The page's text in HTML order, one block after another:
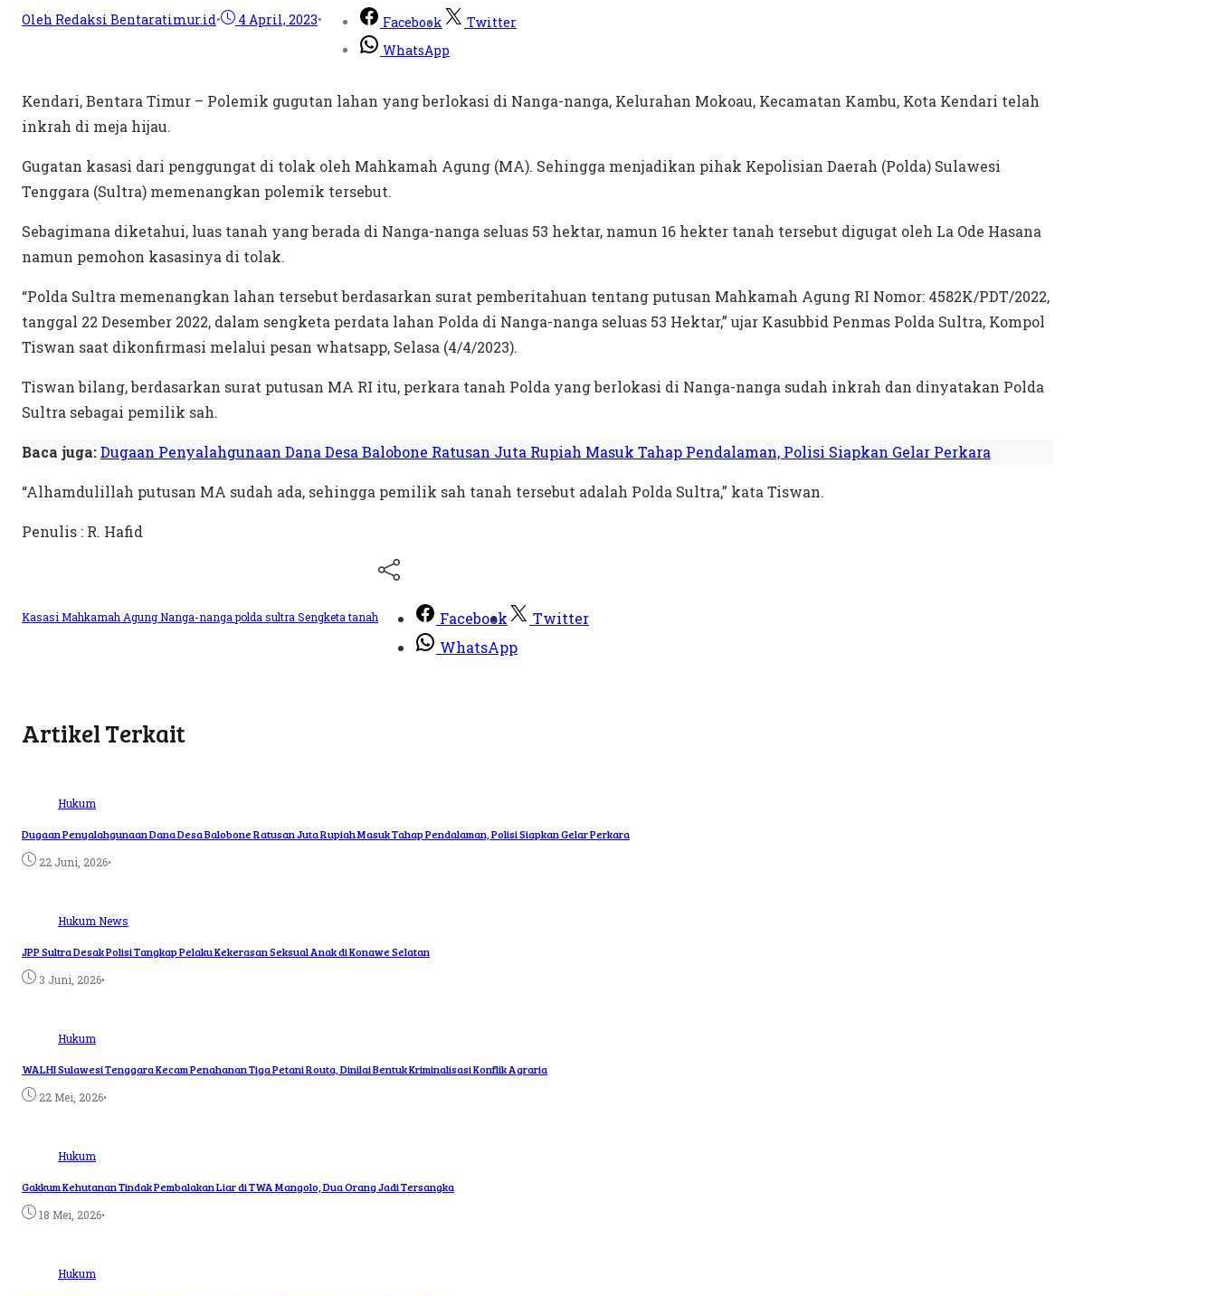
Oleh Redaksi Bentaratimur.id• 4 April, 2023• Facebook
Twitter
WhatsApp
Kendari, Bentara Timur – Polemik gugutan lahan yang berlokasi di Nanga-nanga, Kelurahan Mokoau, Kecamatan Kambu, Kota Kendari telah
inkrah di meja hijau.
Gugatan kasasi dari penggungat di tolak oleh Mahkamah Agung (MA). Sehingga menjadikan pihak Kepolisian Daerah (Polda) Sulawesi
Tenggara (Sultra) memenangkan polemik tersebut.
Sebagimana diketahui, luas tanah yang berada di Nanga-nanga seluas 53 hektar, namun 16 hekter tanah tersebut digugat oleh La Ode Hasana
namun pemohon kasasinya di tolak.
“Polda Sultra memenangkan lahan tersebut berdasarkan surat pemberitahuan tentang putusan Mahkamah Agung RI Nomor: 4582K/PDT/2022,
tanggal 22 Desember 2022, dalam sengketa perdata lahan Polda di Nanga-nanga seluas 53 Hektar,” ujar Kasubbid Penmas Polda Sultra, Kompol
Tiswan saat dikonfirmasi melalui pesan whatsapp, Selasa (4/4/2023).
Tiswan bilang, berdasarkan surat putusan MA RI itu, perkara tanah Polda yang berlokasi di Nanga-nanga sudah inkrah dan dinyatakan Polda
Sultra sebagai pemilik sah.
Baca juga:Dugaan Penyalahgunaan Dana Desa Balobone Ratusan Juta Rupiah Masuk Tahap Pendalaman, Polisi Siapkan Gelar Perkara
“Alhamdulillah putusan MA sudah ada, sehingga pemilik sah tanah tersebut adalah Polda Sultra,” kata Tiswan.
Penulis : R. Hafid
Kasasi Mahkamah AgungNanga-nangapolda sultra Sengketa tanah Facebook
Twitter
WhatsApp
Artikel Terkait
Hukum
Dugaan Penyalahgunaan Dana Desa Balobone Ratusan Juta Rupiah Masuk Tahap Pendalaman, Polisi Siapkan Gelar Perkara
22 Juni, 2026•
Hukum News
JPP Sultra Desak Polisi Tangkap Pelaku Kekerasan Seksual Anak di Konawe Selatan
3 Juni, 2026•
Hukum
WALHI Sulawesi Tenggara Kecam Penahanan Tiga Petani Routa, Dinilai Bentuk Kriminalisasi Konflik Agraria
22 Mei, 2026•
Hukum
Gakkum Kehutanan Tindak Pembalakan Liar di TWA Mangolo, Dua Orang Jadi Tersangka
18 Mei, 2026•
Hukum